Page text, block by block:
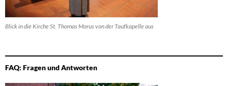
Blick in die Kirche St. Thomas Morus von der Taufkapelle aus
FAQ: Fragen und Antworten